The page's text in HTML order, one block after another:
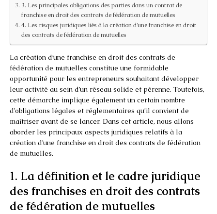
3. Les principales obligations des parties dans un contrat de
franchise en droit des contrats de fédération de mutuelles
4. Les risques juridiques liés à la création d’une franchise en droit
des contrats de fédération de mutuelles
La création d’une franchise en droit des contrats de
fédération de mutuelles constitue une formidable
opportunité pour les entrepreneurs souhaitant développer
leur activité au sein d’un réseau solide et pérenne. Toutefois,
cette démarche implique également un certain nombre
d’obligations légales et réglementaires qu’il convient de
maîtriser avant de se lancer. Dans cet article, nous allons
aborder les principaux aspects juridiques relatifs à la
création d’une franchise en droit des contrats de fédération
de mutuelles.
1. La définition et le cadre juridique
des franchises en droit des contrats
de fédération de mutuelles